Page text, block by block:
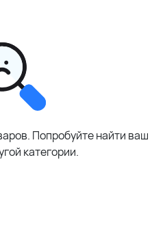
Попробуйте найти ваш
категории.